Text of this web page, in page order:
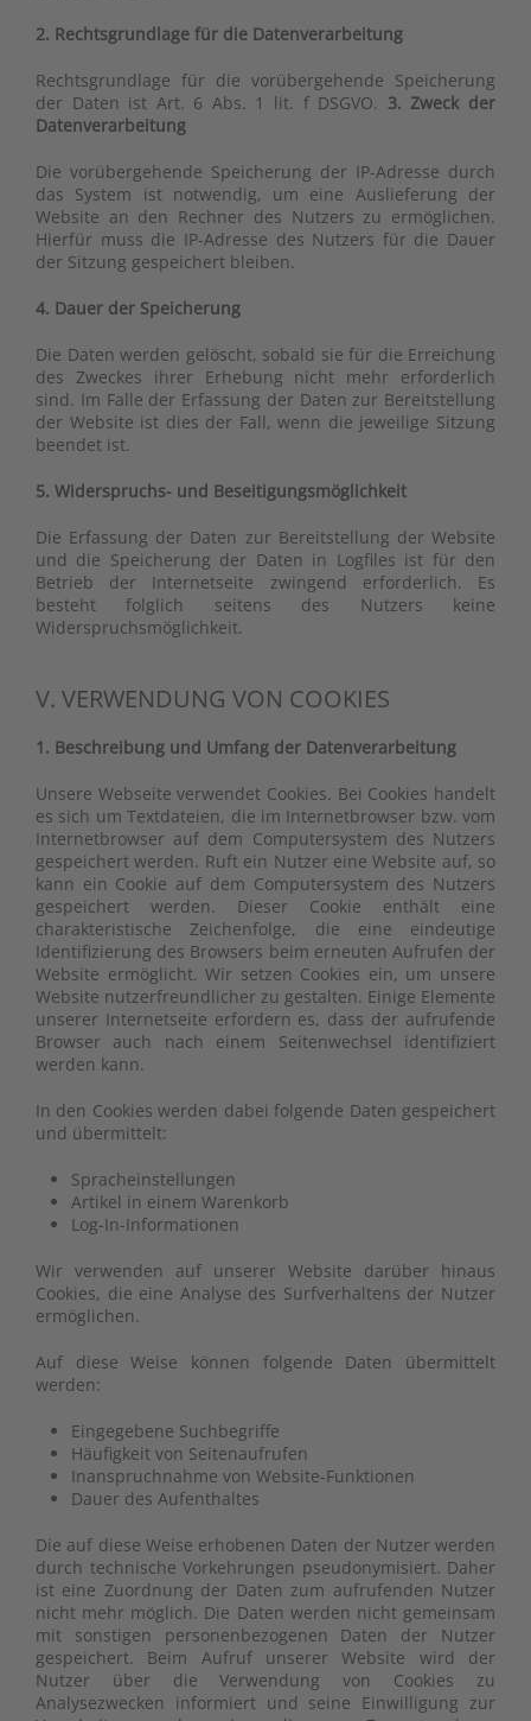
2. Rechtsgrundlage für die Datenverarbeitung
Rechtsgrundlage für die vorübergehende Speicherung
der Daten ist Art. 6 Abs. 1 lit. f DSGVO. 3. Zweck der
Datenverarbeitung
Die vorübergehende Speicherung der IP-Adresse durch
das System ist notwendig, um eine Auslieferung der
Website an den Rechner des Nutzers zu ermöglichen.
Hierfür muss die IP-Adresse des Nutzers für die Dauer
der Sitzung gespeichert bleiben.
4. Dauer der Speicherung
Die Daten werden gelöscht, sobald sie für die Erreichung
des Zweckes ihrer Erhebung nicht mehr erforderlich
sind. Im Falle der Erfassung der Daten zur Bereitstellung
der Website ist dies der Fall, wenn die jeweilige Sitzung
beendet ist.
5. Widerspruchs- und Beseitigungsmöglichkeit
Die Erfassung der Daten zur Bereitstellung der Website
und die Speicherung der Daten in Logfiles ist für den
Betrieb der Internetseite zwingend erforderlich. Es
besteht folglich seitens des Nutzers keine
Widerspruchsmöglichkeit.
V. VERWENDUNG VON COOKIES
1. Beschreibung und Umfang der Datenverarbeitung
Unsere Webseite verwendet Cookies. Bei Cookies handelt
es sich um Textdateien, die im Internetbrowser bzw. vom
Internetbrowser auf dem Computersystem des Nutzers
gespeichert werden. Ruft ein Nutzer eine Website auf, so
kann ein Cookie auf dem Computersystem des Nutzers
gespeichert werden. Dieser Cookie enthält eine
charakteristische Zeichenfolge, die eine eindeutige
Identifizierung des Browsers beim erneuten Aufrufen der
Website ermöglicht. Wir setzen Cookies ein, um unsere
Website nutzerfreundlicher zu gestalten. Einige Elemente
unserer Internetseite erfordern es, dass der aufrufende
Browser auch nach einem Seitenwechsel identifiziert
werden kann.
In den Cookies werden dabei folgende Daten gespeichert
und übermittelt:
Spracheinstellungen
Artikel in einem Warenkorb
Log-In-Informationen
Wir verwenden auf unserer Website darüber hinaus
Cookies, die eine Analyse des Surfverhaltens der Nutzer
ermöglichen.
Auf diese Weise können folgende Daten übermittelt
werden:
Eingegebene Suchbegriffe
Häufigkeit von Seitenaufrufen
Inanspruchnahme von Website-Funktionen
Dauer des Aufenthaltes
Die auf diese Weise erhobenen Daten der Nutzer werden
durch technische Vorkehrungen pseudonymisiert. Daher
ist eine Zuordnung der Daten zum aufrufenden Nutzer
nicht mehr möglich. Die Daten werden nicht gemeinsam
mit sonstigen personenbezogenen Daten der Nutzer
gespeichert. Beim Aufruf unserer Website wird der
Nutzer über die Verwendung von Cookies zu
Analysezwecken informiert und seine Einwilligung zur